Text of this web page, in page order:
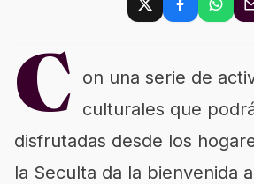
C on una serie de
culturales que
disfrutadas desde los
la Seculta da la bienvenida